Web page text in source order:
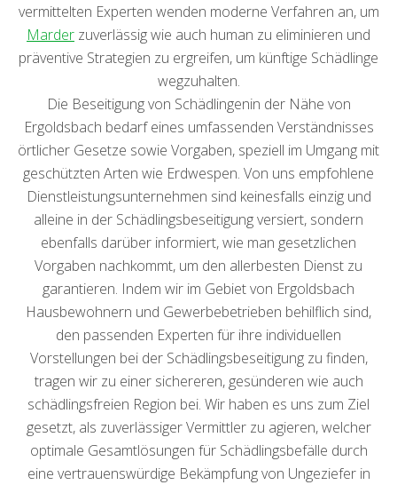
vermittelten Experten wenden moderne Verfahren an, um
Marder zuverlässig wie auch human zu eliminieren und
präventive Strategien zu ergreifen, um künftige Schädlinge
wegzuhalten.
Die Beseitigung von Schädlingenin der Nähe von
Ergoldsbach bedarf eines umfassenden Verständnisses
örtlicher Gesetze sowie Vorgaben, speziell im Umgang mit
geschützten Arten wie Erdwespen. Von uns empfohlene
Dienstleistungsunternehmen sind keinesfalls einzig und
alleine in der Schädlingsbeseitigung versiert, sondern
ebenfalls darüber informiert, wie man gesetzlichen
Vorgaben nachkommt, um den allerbesten Dienst zu
garantieren. Indem wir im Gebiet von Ergoldsbach
Hausbewohnern und Gewerbebetrieben behilflich sind,
den passenden Experten für ihre individuellen
Vorstellungen bei der Schädlingsbeseitigung zu finden,
tragen wir zu einer sichereren, gesünderen wie auch
schädlingsfreien Region bei. Wir haben es uns zum Ziel
gesetzt, als zuverlässiger Vermittler zu agieren, welcher
optimale Gesamtlösungen für Schädlingsbefälle durch
eine vertrauenswürdige Bekämpfung von Ungeziefer in